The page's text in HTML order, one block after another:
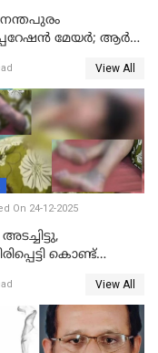
മേയർ; ആര്‍
View All
On 24-12-2025
അടച്ചിട്ടു,
കൊണ്ട്
യുവതിക്ക് ക്രൂര
View All